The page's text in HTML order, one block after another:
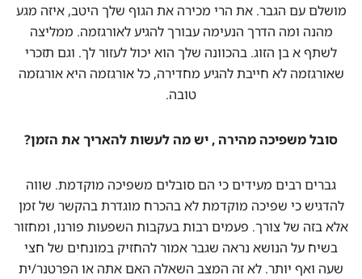
מושלם עם הגבר. את הרי מכירה את הגוף שלך היטב, איזה מגע
מהנה ומה הדרך הנעימה עבורך להגיע לאורגזמה. ממליצה
לשתף א בן הזוג. בהכוונה שלך הוא יכול לעזור לך. וגם תזכרי
שאורגזמה לא חייבת להגיע מחדירה, כל אורגזמה היא אורגזמה
טובה.
סובל משפיכה מהירה , יש מה לעשות להאריך את הזמן?
גברים רבים מעידים כי הם סובלים משפיכה מוקדמת. שווה
להדגיש כי שפיכה מוקדמת לא בהכרח מוגדרת בהקשר של זמן
אלא בזה של צורך. פעמים רבות בעקבות השפעות פורנו, ומחזור
בשיח על הנושא נראה שגבר אמור להחזיק במונחים של חצי
שעה ואף יותר. לא זה המצב השאלה האם אתה או הפרטנר/ית